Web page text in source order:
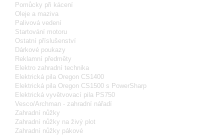
Pomůcky při kácení
Oleje a maziva
Palivová vedení
Startování motoru
Ostatní příslušenství
Dárkové poukazy
Reklamní předměty
Elektro zahradní technika
Elektrická pila Oregon CS1400
Elektrická pila Oregon CS1500 s PowerSharp
Elektrická vyvětvovací pila PS750
Vesco/Archman - zahradní nářadí
Zahradní nůžky
Zahradní nůžky na živý plot
Zahradní nůžky pákové